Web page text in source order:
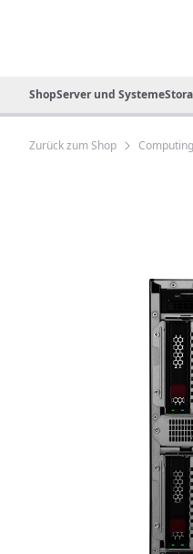
ShopServer und Systeme
Zurück zum Shop Computing